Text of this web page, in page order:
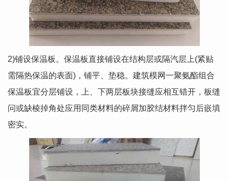
2)铺设保温板。保温板直接铺设在结构层或隔汽层上(紧贴
需隔热保温的表面)，铺平、垫稳。建筑模网一聚氨酯组合
保温板宜分层铺设，上、下两层板块接缝应相互错开，板缝
问或缺棱掉角处应用同类材料的碎屑加胶结材料拌匀后嵌填
密实。